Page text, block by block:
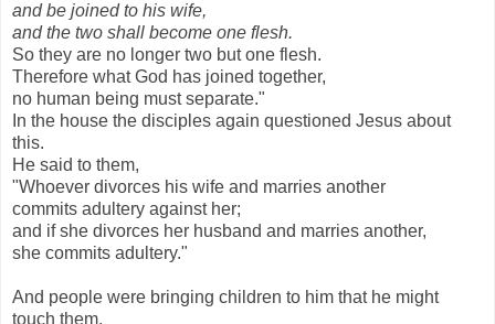
and be joined to his wife,
and the two shall become one flesh.
So they are no longer two but one flesh.
Therefore what God has joined together,
no human being must separate."
In the house the disciples again questioned Jesus about
this.
He said to them,
"Whoever divorces his wife and marries another
commits adultery against her;
and if she divorces her husband and marries another,
she commits adultery."
And people were bringing children to him that he might
touch them,